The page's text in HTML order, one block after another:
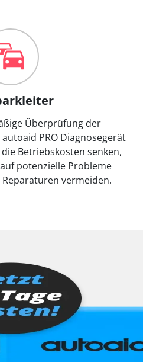
Überprüfung der
PRO Diagnosegerät
Betriebskosten senken,
potenzielle Probleme
vermeiden.